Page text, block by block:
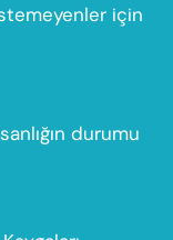
için
durumu